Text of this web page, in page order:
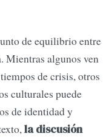
de equilibrio entre
Mientras algunos ven
de crisis, otros
culturales puede
de identidad y
la discusión